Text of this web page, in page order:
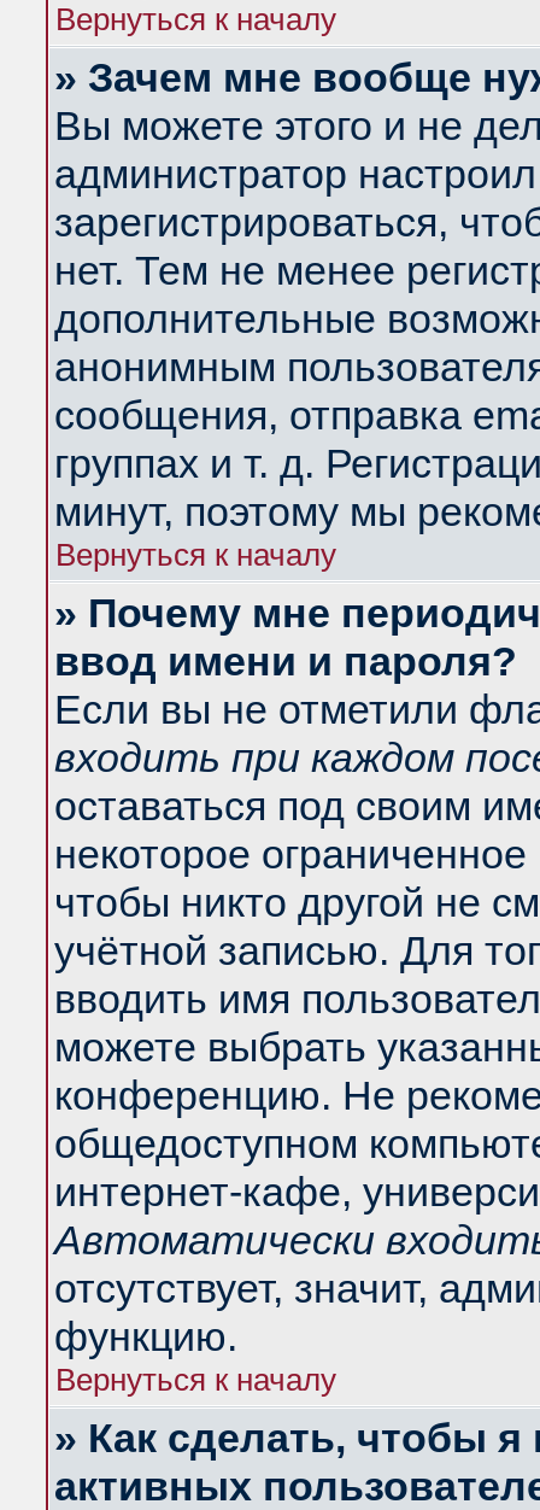
Вернуться к началу
» Зачем мне вообще
Вы можете этого и не
администратор
зарегистрироваться,
нет. Тем не менее
дополнительные
анонимным
сообщения, отправка
группах и т. д.
минут, поэтому мы
Вернуться к началу
» Почему мне
ввод имени и пароля?
Если вы не отметили
входить при каждом
оставаться под своим
некоторое
чтобы никто другой не
учётной записью. Для
вводить имя
можете выбрать
конференцию. Не
общедоступном
интернет-кафе,
Автоматически
отсутствует, значит,
функцию.
Вернуться к началу
» Как сделать, чтобы
активных